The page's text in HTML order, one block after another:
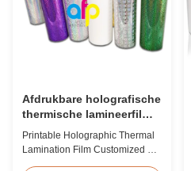
Afdrukbare holografische
thermische lamineerfilm
op maat voor
cadeauverpakkingen
Printable Holographic Thermal
Lamination Film Customized For